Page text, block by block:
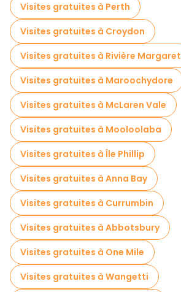
Visites gratuites à Perth
Visites gratuites à Croydon
Visites gratuites à Rivière Margaret
Visites gratuites à Maroochydore
Visites gratuites à McLaren Vale
Visites gratuites à Mooloolaba
Visites gratuites à Île Phillip
Visites gratuites à Anna Bay
Visites gratuites à Currumbin
Visites gratuites à Abbotsbury
Visites gratuites à One Mile
Visites gratuites à Wangetti